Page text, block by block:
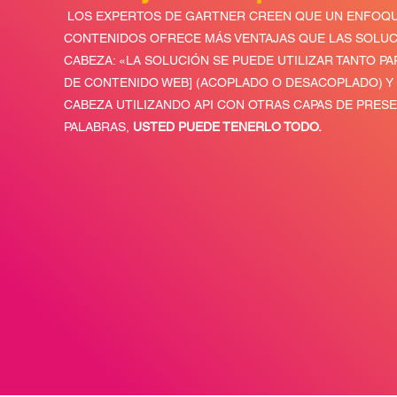
LOS EXPERTOS DE GARTNER CREEN QUE UN
CONTENIDOS OFRECE MÁS VENTAJAS QUE LAS
CABEZA: «LA SOLUCIÓN SE PUEDE UTILIZAR TANTO
DE CONTENIDO WEB] (ACOPLADO O DESACOPLADO)
CABEZA UTILIZANDO API CON OTRAS CAPAS DE
PALABRAS, USTED PUEDE TENERLO TODO.